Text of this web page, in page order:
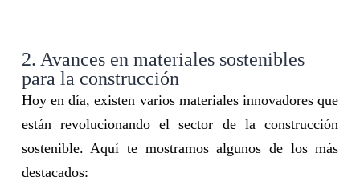
2. Avances en materiales sostenibles
para la construcción
Hoy en día, existen varios materiales innovadores que
están revolucionando el sector de la construcción
sostenible. Aquí te mostramos algunos de los más
destacados: